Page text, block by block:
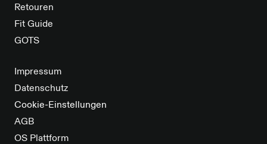
Retouren
Fit Guide
GOTS
Impressum
Datenschutz
Cookie-Einstellungen
AGB
OS Plattform